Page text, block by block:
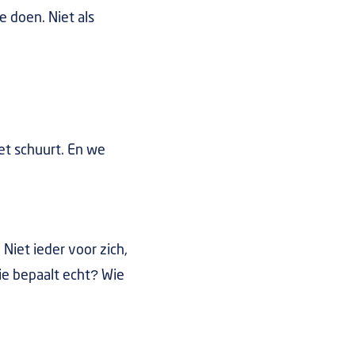
doen. Niet als
schuurt. En we
ieder voor zich,
bepaalt echt? Wie